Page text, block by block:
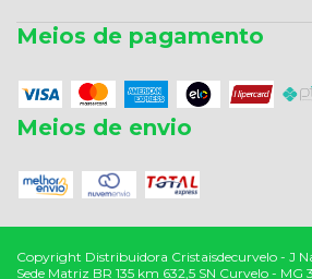
Meios de pagamento
Meios de envio
Copyright Distribuidora Cristaisdecurvelo - J
Sede Matriz BR 135 km 632,5 SN Curvelo - MG